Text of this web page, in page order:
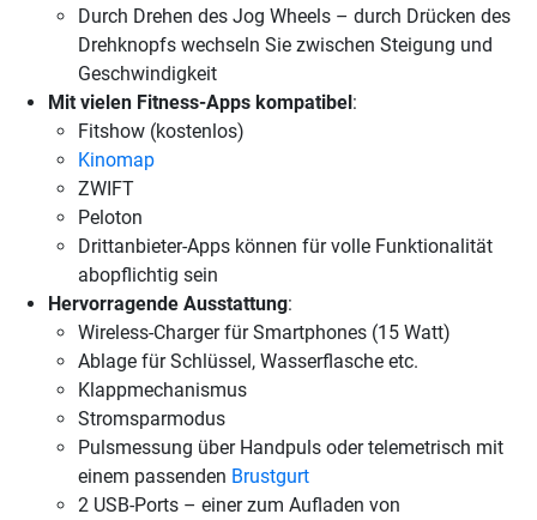
Durch Drehen des Jog Wheels – durch Drücken des
Drehknopfs wechseln Sie zwischen Steigung und
Geschwindigkeit
Mit vielen Fitness-Apps kompatibel:
Fitshow (kostenlos)
Kinomap
ZWIFT
Peloton
Drittanbieter-Apps können für volle Funktionalität
abopflichtig sein
Hervorragende Ausstattung:
Wireless-Charger für Smartphones (15 Watt)
Ablage für Schlüssel, Wasserflasche etc.
Klappmechanismus
Stromsparmodus
Pulsmessung über Handpuls oder telemetrisch mit
einem passenden Brustgurt
2 USB-Ports – einer zum Aufladen von